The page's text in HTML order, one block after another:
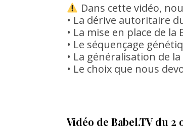
Dans cette vidéo,
• La dérive autoritaire
• La mise en place de
• Le séquençage
• La généralisation de
• Le choix que nous
Vidéo de Babel.TV du